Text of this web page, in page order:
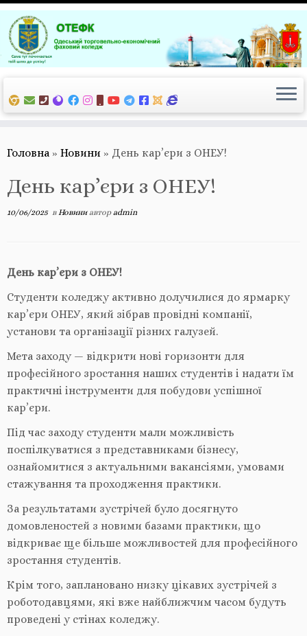
Перейти
до
вмісту
Головна » Новини » День кар’єри з ОНЕУ!
День кар’єри з ОНЕУ!
10/06/2025в Новиниавторadmin
День кар’єри з ОНЕУ!
Студенти коледжу активно долучилися до ярмарку
кар’єри ОНЕУ, який зібрав провідні компанії,
установи та організації різних галузей.
Мета заходу — відкрити нові горизонти для
професійного зростання наших студентів і надати їм
практичні інструменти для побудови успішної
кар’єри.
Під час заходу студенти мали можливість
поспілкуватися з представниками бізнесу,
ознайомитися з актуальними вакансіями, умовами
стажування та проходження практики.
За результатами зустрічей було досягнуто
домовленостей з новими базами практики, що
відкриває ще більше можливостей для професійного
зростання студентів.
Крім того, заплановано низку цікавих зустрічей з
роботодавцями, які вже найближчим часом будуть
проведені у стінах коледжу.